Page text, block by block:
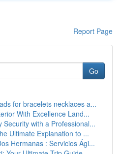
Report Page
Go
for bracelets necklaces a...
With Excellence Land...
Security with a Professional...
Ultimate Explanation to ...
Hermanas : Servicios Ági...